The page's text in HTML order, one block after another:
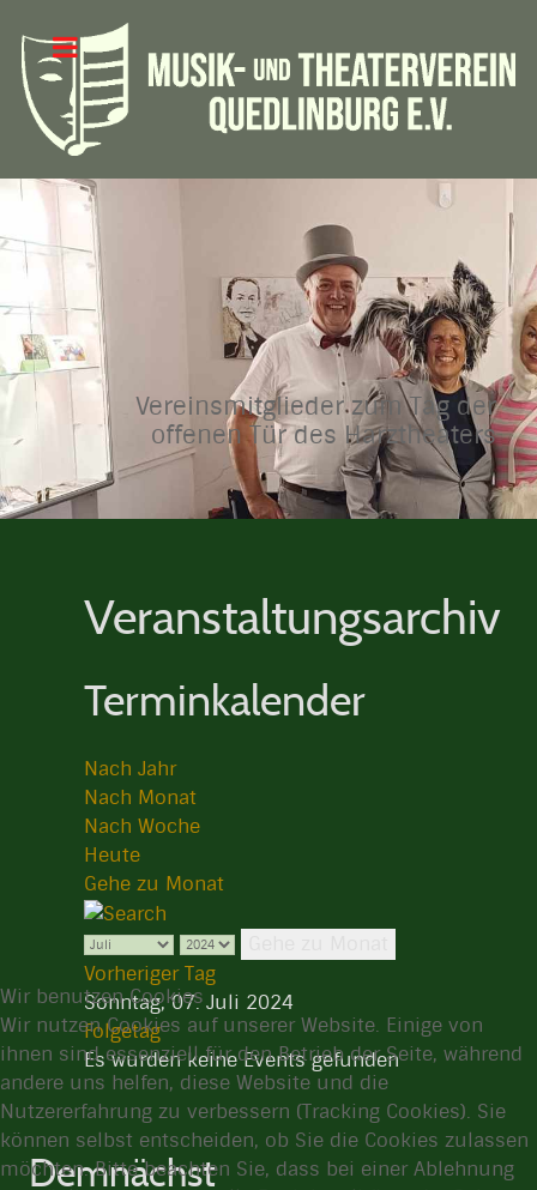
Vereinsmitglieder zum Tag der
offenen Tür des Harztheaters
Veranstaltungsarchiv
Terminkalender
Nach Jahr
Nach Monat
Nach Woche
Heute
Gehe zu Monat
Vorheriger Tag
Sonntag, 07. Juli 2024
Folgetag
Es wurden keine Events gefunden
Demnächst
Wir benutzen Cookies
Wir nutzen Cookies auf unserer Website. Einige von
ihnen sind essenziell für den Betrieb der Seite, während
andere uns helfen, diese Website und die
Nutzererfahrung zu verbessern (Tracking Cookies). Sie
können selbst entscheiden, ob Sie die Cookies zulassen
möchten. Bitte beachten Sie, dass bei einer Ablehnung